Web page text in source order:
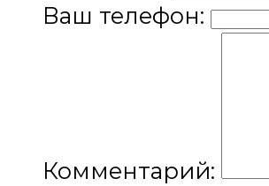
Ваш телефон:
Комментарий: